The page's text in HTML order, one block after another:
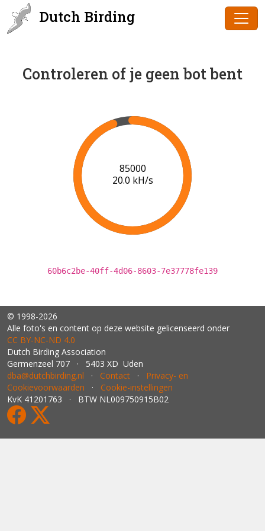
Dutch Birding
Controleren of je geen bot bent
87000
20.1 kH/s
60b6c2be-40ff-4d06-8603-7e37778fe139
© 1998-2026
Alle foto's en content op deze website gelicenseerd onder
CC BY‑NC‑ND 4.0
Dutch Birding Association
Germenzeel 707 · 5403 XD Uden
dba@dutchbirding.nl · Contact · Privacy- en
Cookievoorwaarden · Cookie-instellingen
KvK 41201763 · BTW NL009750915B02